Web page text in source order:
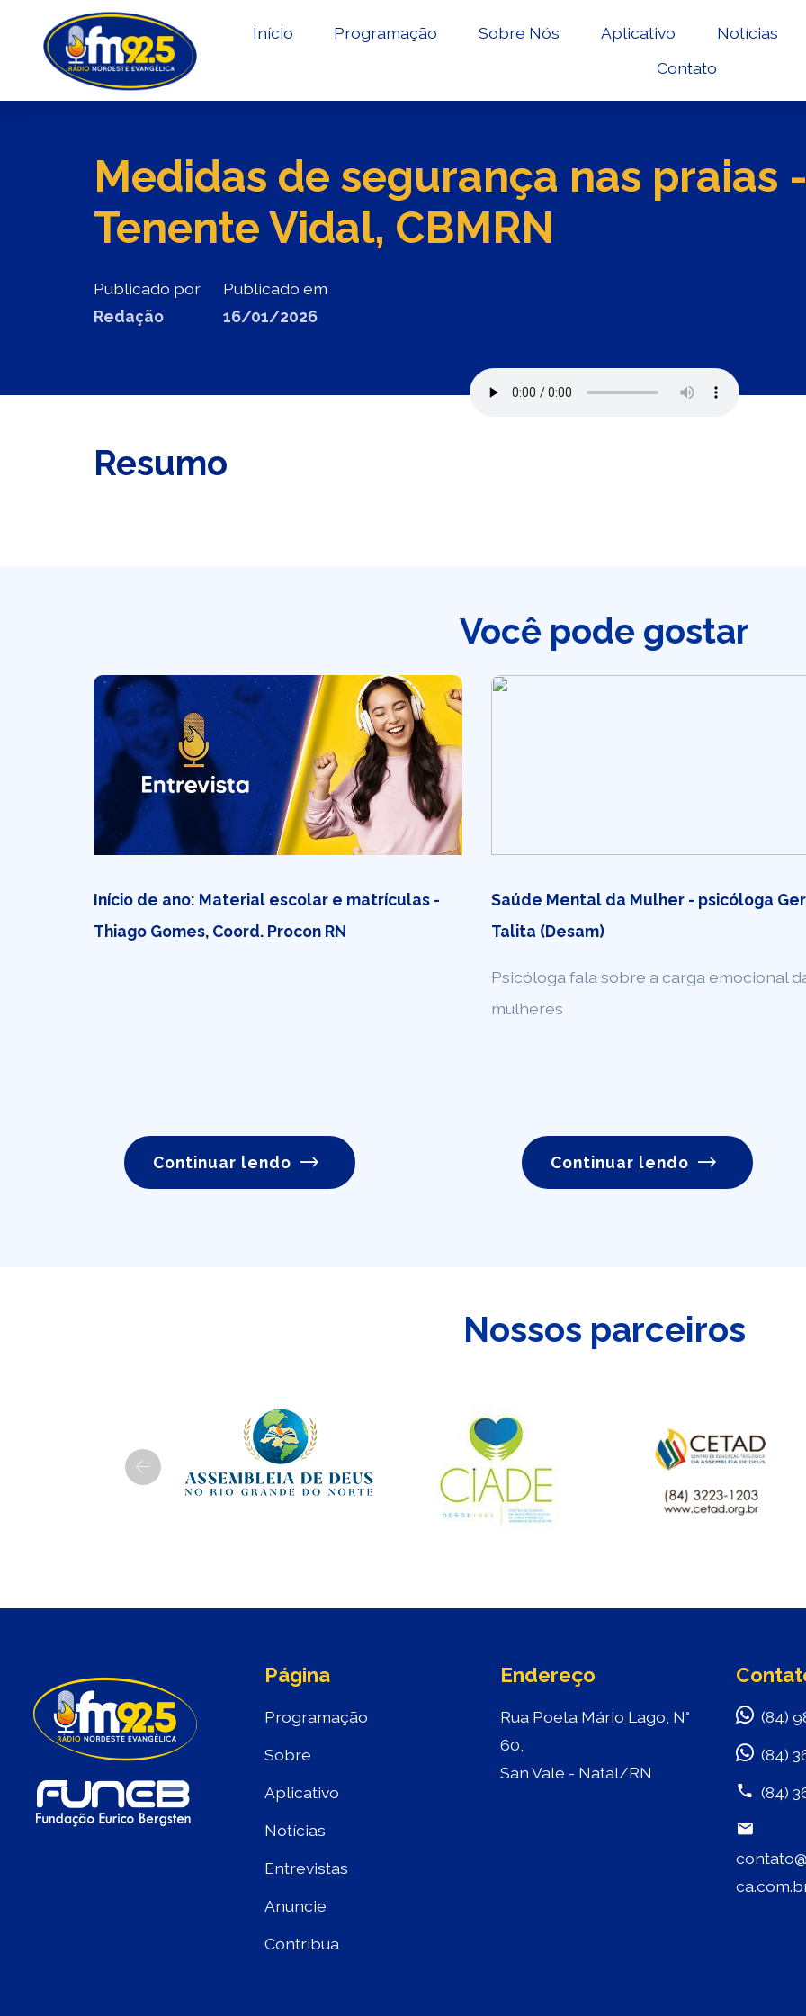
Início Programação Sobre Nós Aplicativo
Notícias
Contato
Medidas de segurança nas praias
Tenente Vidal, CBMRN
Publicado por
Redação
Publicado em
16/01/2026
Resumo
Você pode gostar
Início de ano: Material escolar e matrículas -
Thiago Gomes, Coord. Procon RN
Continuar lendo
Saúde Mental da Mulher - psicóloga
Talita (Desam)
Psicóloga fala sobre a carga emocional
mulheres
Continuar lendo
Nossos parceiros
Previous
Página
Programação
Sobre
Aplicativo
Notícias
Entrevistas
Anuncie
Contribua
Endereço
Rua Poeta Mário Lago, N°
60,
San Vale - Natal/RN
(84)
(84)
(84)